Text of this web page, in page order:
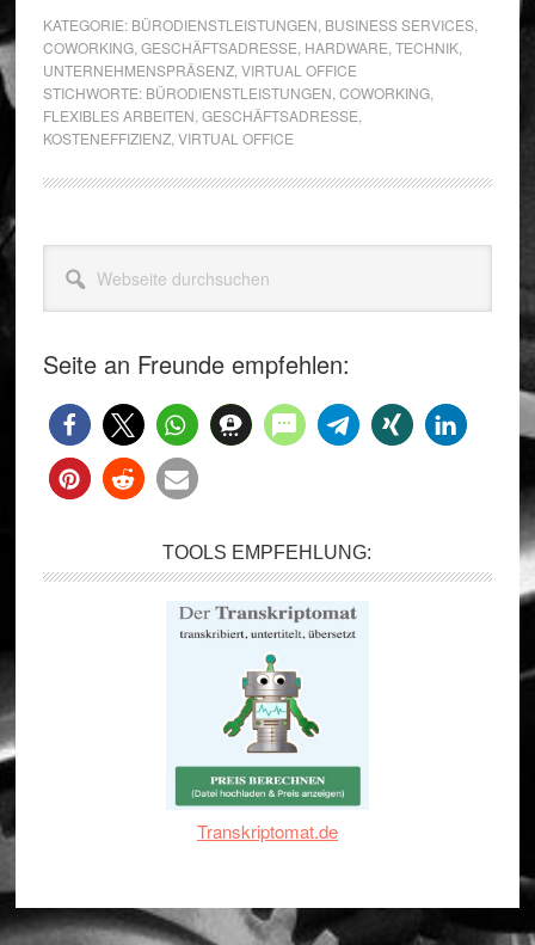
Geschäftsadresse
Berlin
KATEGORIE: BÜRODIENSTLEISTUNGEN BUSINESS SERVICES,
COWORKING, GESCHÄFTSADRESSE HARDWARE TECHNIK,
UNTERNEHMENSPRÄSENZ, VIRTUAL OFFICE
STICHWORTE: BÜRODIENSTLEISTUNGEN COWORKING,
FLEXIBLES ARBEITEN GESCHÄFTSADRESSE
KOSTENEFFIZIENZ, VIRTUAL OFFICE
Seitenspalte
durchsuchen
Seite an Freunde empfehlen:
TOOLS EMPFEHLUNG:
Transkriptomat.de